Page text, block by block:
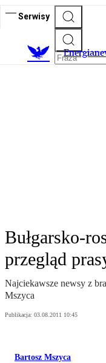
Serwisy
E
Bułgarsko-
przegląd
Najciekawsze newsy z
Mszyca
Publikacja: 03.08.2011 10:45
Bartosz Mszyca